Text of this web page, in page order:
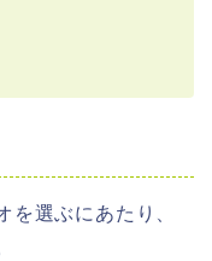
を選ぶにあたり、